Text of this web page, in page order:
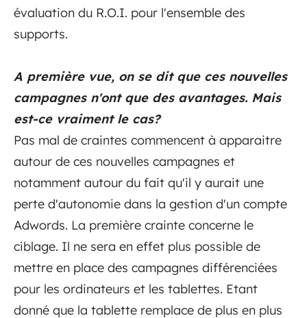
évaluation du R.O.I. pour l'ensemble des
supports.
A première vue, on se dit que ces nouvelles
campagnes n'ont que des avantages. Mais
est-ce vraiment le cas?
Pas mal de craintes commencent à apparaitre
autour de ces nouvelles campagnes et
notamment autour du fait qu'il y aurait une
perte d'autonomie dans la gestion d'un compte
Adwords. La première crainte concerne le
ciblage. Il ne sera en effet plus possible de
mettre en place des campagnes différenciées
pour les ordinateurs et les tablettes. Etant
donné que la tablette remplace de plus en plus